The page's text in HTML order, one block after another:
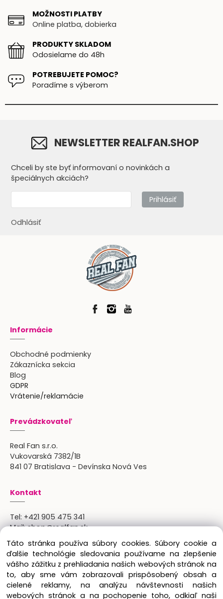
MOŽNOSTI PLATBY
Online platba, dobierka
PRODUKTY SKLADOM
Odosielame do 48h
POTREBUJETE POMOC?
Poradíme s výberom
NEWSLETTER REALFAN.SHOP
Chceli by ste byť informovaní o novinkách a
špeciálnych akciách?
Prihlásiť
Odhlásiť
Informácie
Obchodné podmienky
Zákaznícka sekcia
Blog
GDPR
Vrátenie/reklamácie
Prevádzkovateľ
Real Fan s.r.o.
Vukovarská 7382/1B
841 07 Bratislava - Devínska Nová Ves
Kontakt
Tel: +421 905 475 341
Mail:shop@realfan.sk
Zákaznícka linka: 9:00-18:00
Osobný odber: po predchádajúcom dohovore
Copyright © 2024 Real Fan s.r.o., všetky práva
Táto stránka používa súbory cookies. Súbory cookie a
ďalšie technológie sledovania používame na zlepšenie
vášho zážitku z prehliadania našich webových stránok na
to, aby sme vám zobrazovali prispôsobený obsah a
cielené reklamy, na analýzu návštevnosti našich
webových stránok a na pochopenie toho, odkiaľ naši